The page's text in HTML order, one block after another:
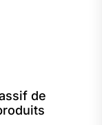
de